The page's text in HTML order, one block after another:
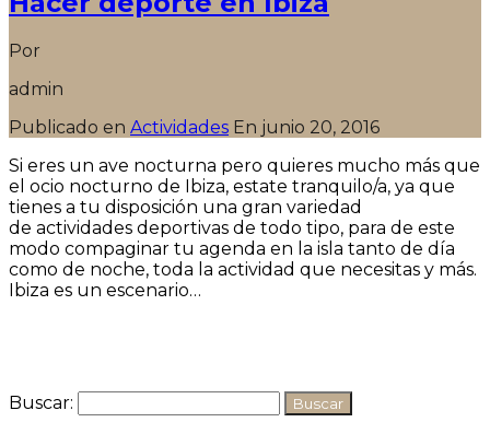
Por
admin
Publicado en Actividades En junio 20, 2016
Si eres un ave nocturna pero quieres mucho más que
el ocio nocturno de Ibiza, estate tranquilo/a, ya que
tienes a tu disposición una gran variedad
de actividades deportivas de todo tipo, para de este
modo compaginar tu agenda en la isla tanto de día
como de noche, toda la actividad que necesitas y más.
Ibiza es un escenario…
Buscar: